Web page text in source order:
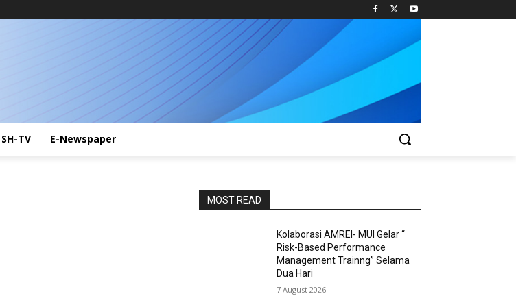
SH-TV E-Newspaper
MOST READ
Kolaborasi AMREI- MUI Gelar “
Risk-Based Performance
Management Trainng” Selama
Dua Hari
7 August 2026